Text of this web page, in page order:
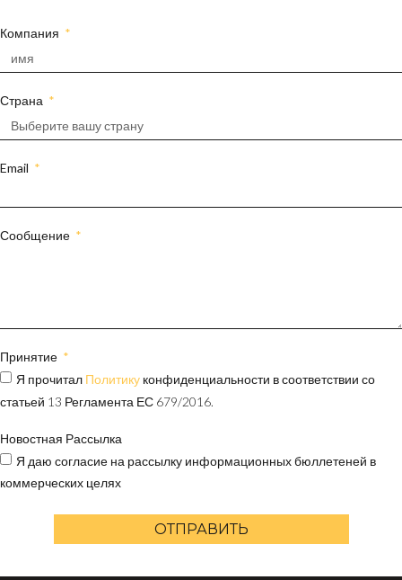
Компания
Страна
Email
Сообщение
Принятие
Я прочитал Политику конфиденциальности в соответствии со
статьей 13 Регламента ЕС 679/2016.
Новостная Рассылка
Я даю согласие на рассылку информационных бюллетеней в
коммерческих целях
ОТПРАВИТЬ